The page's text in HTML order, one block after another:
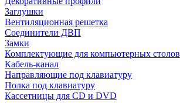
Заглушки
Вентиляционная решетка
Соединители ДВП
Замки
Комплектующие для компьютерных столов
Кабель-канал
Направляющие под клавиатуру
Полка под клавиатуру
Кассетницы для CD и DVD